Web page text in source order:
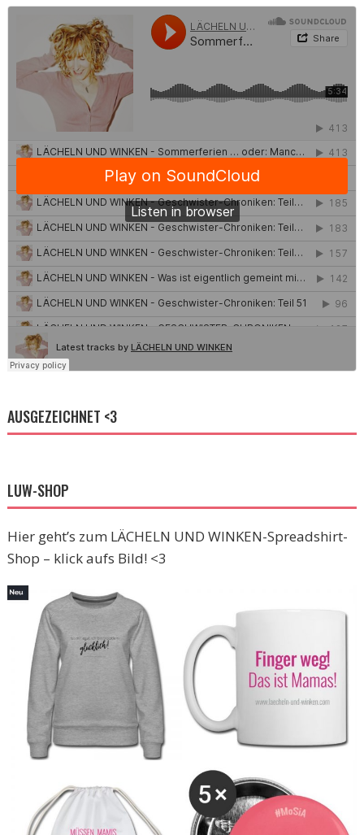
AUSGEZEICHNET <3
LUW-SHOP
Hier geht’s zum LÄCHELN UND WINKEN-Spreadshirt-
Shop – klick aufs Bild! <3